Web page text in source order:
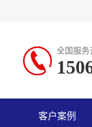
全国服务
客户案例